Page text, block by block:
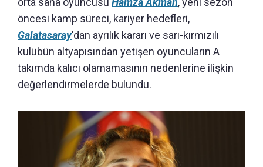
öncesi kamp süreci, kariyer hedefleri,
Galatasaray'dan ayrılık kararı ve sarı-kırmızılı
kulübün altyapısından yetişen oyuncuların A
takımda kalıcı olamamasının nedenlerine ilişkin
değerlendirmelerde bulundu.